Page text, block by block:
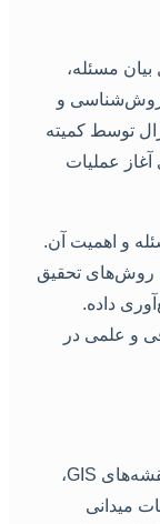
مسئله،
و
کمیته
عملیات
اهمیت آن.
تحقیق
داده.
در
در طراحی شهری، داده‌ها می‌توانند شامل نقشه‌های GIS،